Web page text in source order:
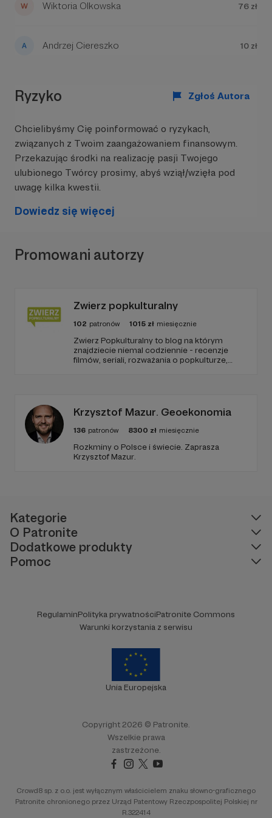
Sekcje klubu:
Rugby Team Olsztyn (mężczyźni)
Akademia Rugby Team Olsztyn
(dzieci i młodzież)
drużyny!
Wiktoria Olkowska 76 zł
Andrzej Ciereszko 10 zł
Ryzyko Zgłoś Autora
Chcielibyśmy Cię poinformować o ryzykach,
związanych z Twoim zaangażowaniem finansowym.
Przekazując środki na realizację pasji Twojego
ulubionego Twórcy prosimy, abyś wziął/wzięła pod
uwagę kilka kwestii.
Dowiedz się więcej
Promowani autorzy
Zwierz popkulturalny
102 patronów 1015 zł miesięcznie
Zwierz Popkulturalny to blog na którym
znajdziecie niemal codziennie - recenzje
filmów, seriali, rozważania o popkulturze,
Krzysztof Mazur. Geoekonomia
136 patronów 8300 zł miesięcznie
Rozkminy o Polsce i świecie. Zaprasza
Krzysztof Mazur.
Kategorie
O Patronite
Dodatkowe produkty
Pomoc
RegulaminPolityka prywatnościPatronite Commons
Warunki korzystania z serwisu
Unia Europejska
Copyright 2026 © Patronite.
Wszelkie prawa
zastrzeżone.
Crowd8 sp. z o.o. jest wyłącznym właścicielem znaku słowno-graficznego
Patronite chronionego przez Urząd Patentowy Rzeczpospolitej Polskiej nr
R.322414